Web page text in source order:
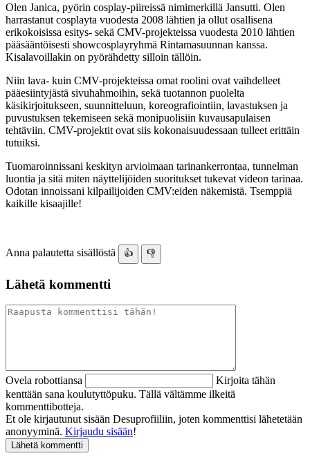
Olen Janica, pyörin cosplay-piireissä nimimerkillä Jansutti. Olen
harrastanut cosplayta vuodesta 2008 lähtien ja ollut osallisena
erikokoisissa esitys- sekä CMV-projekteissa vuodesta 2010 lähtien
pääsääntöisesti showcosplayryhmä Rintamasuunnan kanssa.
Kisalavoillakin on pyörähdetty silloin tällöin.
Niin lava- kuin CMV-projekteissa omat roolini ovat vaihdelleet
pääesiintyjästä sivuhahmoihin, sekä tuotannon puolelta
käsikirjoitukseen, suunnitteluun, koreografiointiin, lavastuksen ja
puvustuksen tekemiseen sekä monipuolisiin kuvausapulaisen
tehtäviin. CMV-projektit ovat siis kokonaisuudessaan tulleet erittäin
tutuiksi.
Tuomaroinnissani keskityn arvioimaan tarinankerrontaa, tunnelman
luontia ja sitä miten näyttelijöiden suoritukset tukevat videon tarinaa.
Odotan innoissani kilpailijoiden CMV:eiden näkemistä. Tsemppiä
kaikille kisaajille!
Anna palautetta sisällöstä 👍 👎
Lähetä kommentti
Ovela robottiansa
Kirjoita tähän
kenttään sana koulutyttöpuku. Tällä vältämme ilkeitä
kommenttibotteja.
Et ole kirjautunut sisään Desuprofiiliin, joten kommenttisi lähetetään
anonyyminä. Kirjaudu sisään!